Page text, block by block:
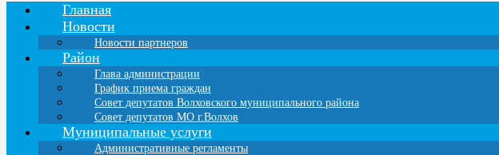
Главная
Новости
Новости партнеров
Район
Глава администрации
График приема граждан
Совет депутатов Волховского муниципального района
Совет депутатов МО г.Волхов
Муниципальные услуги
Административные регламенты